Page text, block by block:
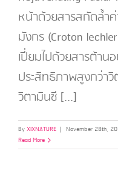
หน้าด้วยสารสกัดล้ำ
มังกร (Croton
เปี่ยมไปด้วยสารต้าน
ประสิทธิภาพสูงกว่าวิ
วิตามินซี [...]
ByXIXNATURE | November 28th,
Read More